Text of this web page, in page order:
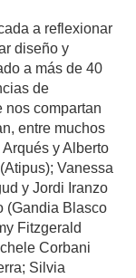
a reflexionar
diseño y
a más de 40
de
nos compartan
entre muchos
y Alberto
Vanessa
y Jordi Iranzo
(Gandia Blasco
Fitzgerald
Corbani
Silvia